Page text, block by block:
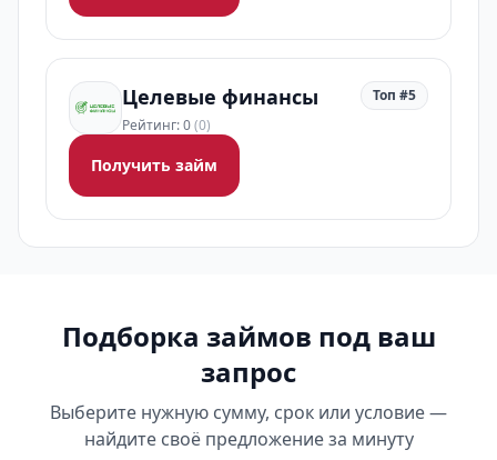
Целевые финансы
Рейтинг: 0(0)
Топ #5
Получить займ
Подборка займов под ваш
запрос
Выберите нужную сумму, срок или условие —
найдите своё предложение за минуту